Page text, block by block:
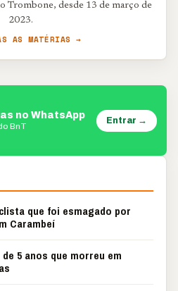
Trombone, desde 13 de março de
2023.
AS MATÉRIAS →
no WhatsApp
BnT
Entrar →
que foi esmagado por
Carambeí
5 anos que morreu em